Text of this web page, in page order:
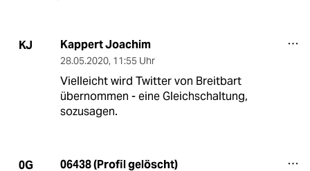
KJ Kappert Joachim
28.05.2020, 11:55 Uhr
Vielleicht wird Twitter von Breitbart
übernommen - eine Gleichschaltung,
sozusagen.
0G 06438 (Profil gelöscht)